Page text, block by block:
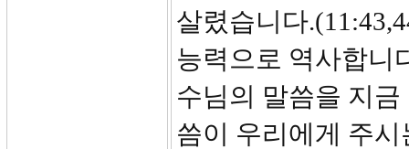
살렸습니다
능력으로 역사합니
수님의 말씀을 지
씀이 우리에게 주